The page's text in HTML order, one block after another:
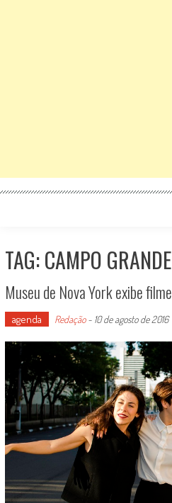
TAG: CAMPO GRANDE
Museu de Nova York exibe
agenda Redação- 10 de agosto de 2016